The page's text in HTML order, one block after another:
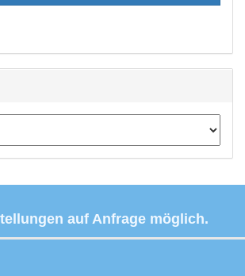
auf Anfrage möglich.